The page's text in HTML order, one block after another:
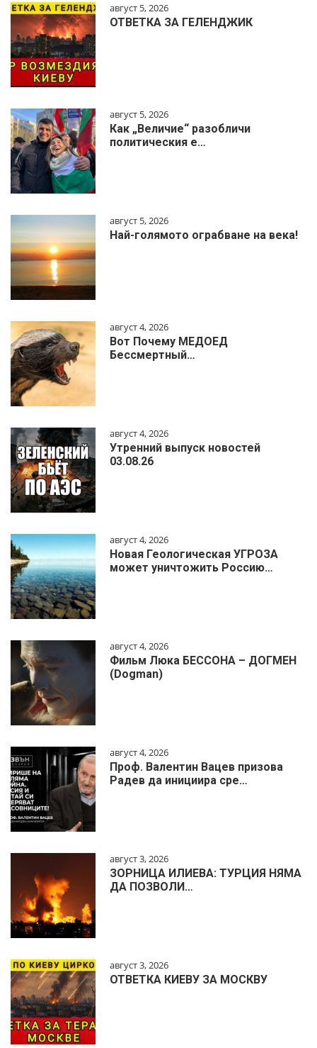
август 5, 2026
ОТВЕТКА ЗА ГЕЛЕНДЖИК
август 5, 2026
Как „Величие“ разобличи
политическия е…
август 5, 2026
Най-голямото ограбване на века!
август 4, 2026
Вот Почему МЕДОЕД
Бессмертный…
август 4, 2026
Утренний выпуск новостей
03.08.26
август 4, 2026
Новая Геологическая УГРОЗА
может уничтожить Россию…
август 4, 2026
Фильм Люка БЕССОНА – ДОГМЕН
(Dogman)
август 4, 2026
Проф. Валентин Вацев призова
Радев да инициира сре…
август 3, 2026
ЗОРНИЦА ИЛИЕВА: ТУРЦИЯ НЯМА
ДА ПОЗВОЛИ…
август 3, 2026
ОТВЕТКА КИЕВУ ЗА МОСКВУ